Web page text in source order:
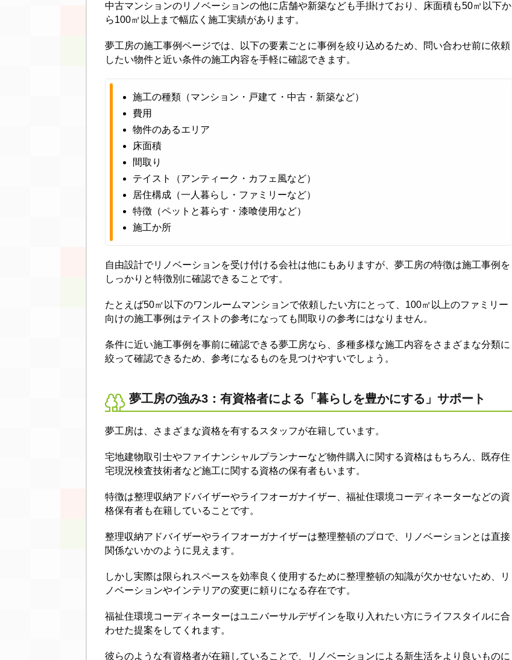
中古マンションのリノベーションの他に店舗や新築なども手掛けており、床面積も50㎡以下か
ら100㎡以上まで幅広く施工実績があります。
夢工房の施工事例ページでは、以下の要素ごとに事例を絞り込めるため、問い合わせ前に依頼
したい物件と近い条件の施工内容を手軽に確認できます。
施工の種類（マンション・戸建て・中古・新築など）
費用
物件のあるエリア
床面積
間取り
テイスト（アンティーク・カフェ風など）
居住構成（一人暮らし・ファミリーなど）
特徴（ペットと暮らす・漆喰使用など）
施工か所
自由設計でリノベーションを受け付ける会社は他にもありますが、夢工房の特徴は施工事例を
しっかりと特徴別に確認できることです。
たとえば50㎡以下のワンルームマンションで依頼したい方にとって、100㎡以上のファミリー
向けの施工事例はテイストの参考になっても間取りの参考にはなりません。
条件に近い施工事例を事前に確認できる夢工房なら、多種多様な施工内容をさまざまな分類に
絞って確認できるため、参考になるものを見つけやすいでしょう。
夢工房の強み3：有資格者による「暮らしを豊かにする」サポート
夢工房は、さまざまな資格を有するスタッフが在籍しています。
宅地建物取引士やファイナンシャルプランナーなど物件購入に関する資格はもちろん、既存住
宅現況検査技術者など施工に関する資格の保有者もいます。
特徴は整理収納アドバイザーやライフオーガナイザー、福祉住環境コーディネーターなどの資
格保有者も在籍していることです。
整理収納アドバイザーやライフオーガナイザーは整理整頓のプロで、リノベーションとは直接
関係ないかのように見えます。
しかし実際は限られスペースを効率良く使用するために整理整頓の知識が欠かせないため、リ
ノベーションやインテリアの変更に頼りになる存在です。
福祉住環境コーディネーターはユニバーサルデザインを取り入れたい方にライフスタイルに合
わせた提案をしてくれます。
彼らのような有資格者が在籍していることで、リノベーションによる新生活をより良いものに